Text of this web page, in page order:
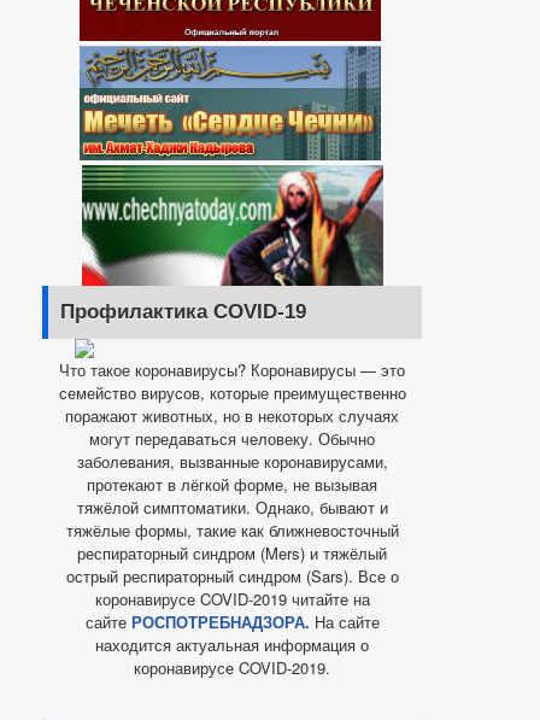
Профилактика COVID-19
Что такое коронавирусы? Коронавирусы — это
семейство вирусов, которые преимущественно
поражают животных, но в некоторых случаях
могут передаваться человеку. Обычно
заболевания, вызванные коронавирусами,
протекают в лёгкой форме, не вызывая
тяжёлой симптоматики. Однако, бывают и
тяжёлые формы, такие как ближневосточный
респираторный синдром (Mers) и тяжёлый
острый респираторный синдром (Sars). Все о
коронавирусе COVID-2019 читайте на
сайте РОСПОТРЕБНАДЗОРА. На сайте
находится актуальная информация о
коронавирусе COVID-2019.